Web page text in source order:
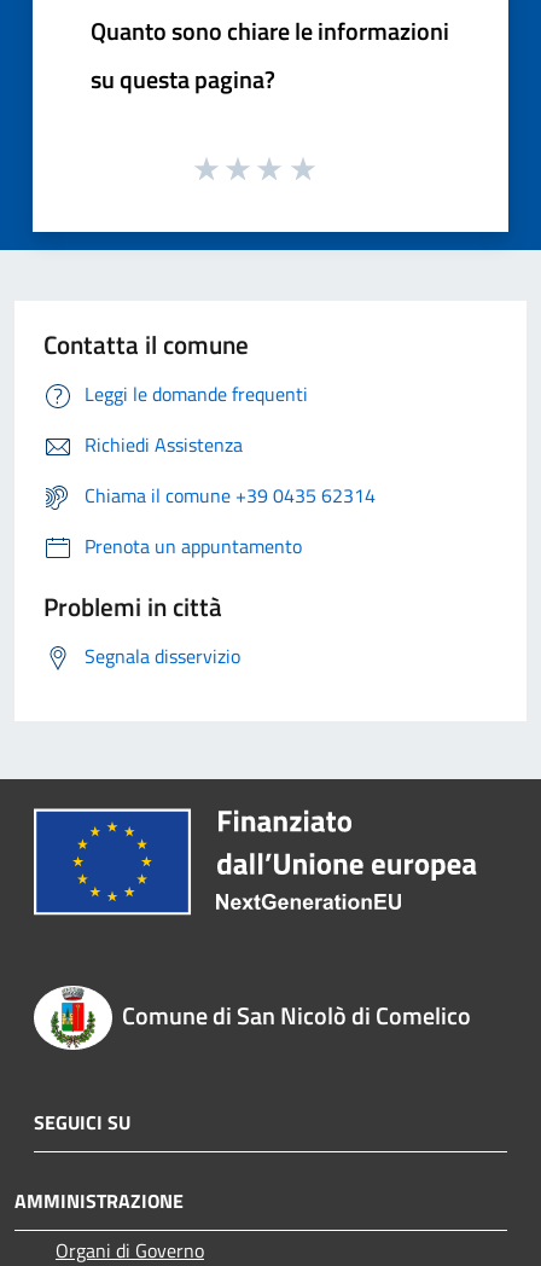
Quanto sono chiare le informazioni
su questa pagina?
Contatta il comune
Leggi le domande frequenti
Richiedi Assistenza
Chiama il comune +39 0435 62314
Prenota un appuntamento
Problemi in città
Segnala disservizio
Comune di San Nicolò di Comelico
SEGUICI SU
AMMINISTRAZIONE
Organi di Governo